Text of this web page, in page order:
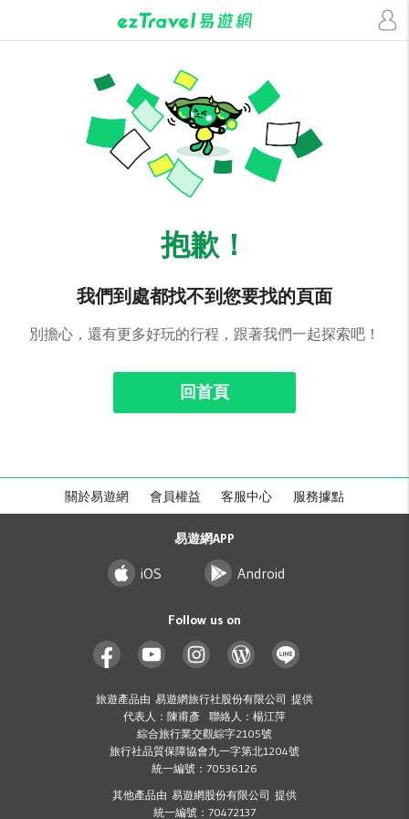
抱歉！
我們到處都找不到您要找的頁面
別擔心，還有更多好玩的行程，跟著我們一起探索吧！
回首頁
關於易遊網 會員權益 客服中心 服務據點
易遊網APP
iOS Android
Follow us on
旅遊產品由 易遊網旅行社股份有限公司 提供
代表人：陳甫彥 聯絡人：楊江萍
綜合旅行業交觀綜字2105號
旅行社品質保障協會九一字第北1204號
統一編號：70536126
其他產品由 易遊網股份有限公司 提供
統一編號：70472137